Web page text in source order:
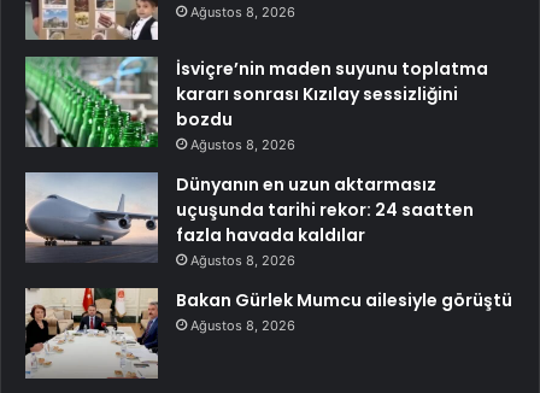
Ağustos 8, 2026
İsviçre’nin maden suyunu toplatma
kararı sonrası Kızılay sessizliğini
bozdu
Ağustos 8, 2026
Dünyanın en uzun aktarmasız
uçuşunda tarihi rekor: 24 saatten
fazla havada kaldılar
Ağustos 8, 2026
Bakan Gürlek Mumcu ailesiyle görüştü
Ağustos 8, 2026